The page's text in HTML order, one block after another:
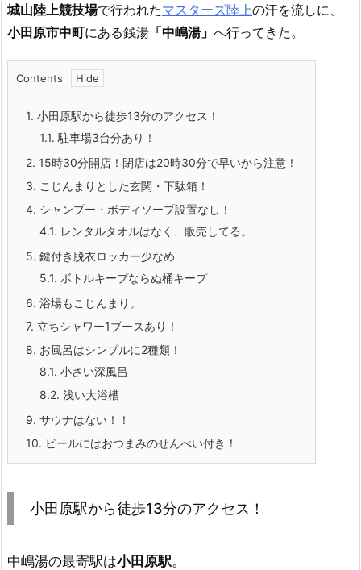
城山陸上競技場で行われたマスターズ陸上の汗を流しに、
小田原市中町にある銭湯 「中嶋湯」 へ行ってきた。
Contents
1. 小田原駅から徒歩13分のアクセス！
1.1. 駐車場3台分あり！
2. 15時30分開店！閉店は20時30分で早いから注意！
3. こじんまりとした玄関・下駄箱！
4. シャンプー・ボディソープ設置なし！
4.1. レンタルタオルはなく、販売してる。
5. 鍵付き脱衣ロッカー少なめ
5.1. ボトルキープならぬ桶キープ
6. 浴場もこじんまり。
7. 立ちシャワー1ブースあり！
8. お風呂はシンプルに2種類！
8.1. 小さい深風呂
8.2. 浅い大浴槽
9. サウナはない！！
10. ビールにはおつまみのせんべい付き！
小田原駅から徒歩13分のアクセス！
中嶋湯の最寄駅は小田原駅。